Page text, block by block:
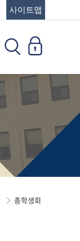
사이트맵
총학생회